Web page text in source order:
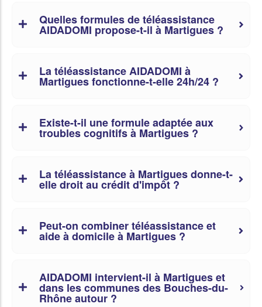
Quelles formules de téléassistance
AIDADOMI propose-t-il à Martigues ?
La téléassistance AIDADOMI à
Martigues fonctionne-t-elle 24h/24 ?
Existe-t-il une formule adaptée aux
troubles cognitifs à Martigues ?
La téléassistance à Martigues donne-t-
elle droit au crédit d'impôt ?
Peut-on combiner téléassistance et
aide à domicile à Martigues ?
AIDADOMI intervient-il à Martigues et
dans les communes des Bouches-du-
Rhône autour ?